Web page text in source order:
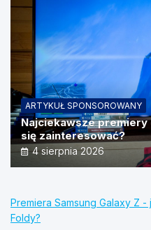
ARTYKUŁ SPONSOROWANY
Najciekawsze premiery
się zainteresować?
4 sierpnia 2026
Premiera Samsung Galaxy Z
Foldy?